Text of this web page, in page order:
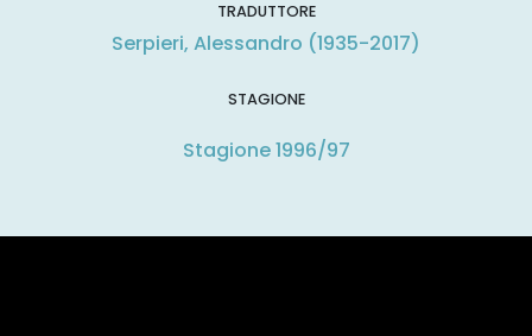
TRADUTTORE
Serpieri, Alessandro (1935-2017)
STAGIONE
Stagione 1996/97